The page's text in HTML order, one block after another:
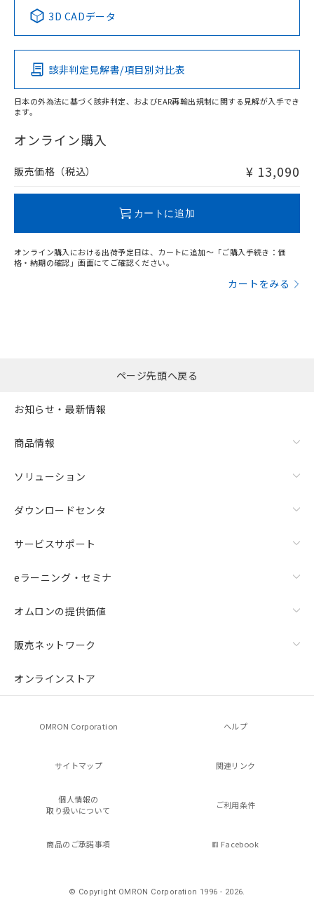
3D CADデータ
該非判定見解書/項目別対比表
日本の外為法に基づく該非判定、およびEAR再輸出規制に関する見解が入手でき
ます。
オンライン購入
販売価格（税込） ¥ 13,090
カートに追加
オンライン購入における出荷予定日は、カートに追加～「ご購入手続き：価
格・納期の確認」画面にてご確認ください。
カートをみる
ページ先頭へ戻る
お知らせ・最新情報
商品情報
ソリューション
ダウンロードセンタ
サービスサポート
eラーニング・セミナ
オムロンの提供価値
販売ネットワーク
オンラインストア
OMRON Corporation ヘルプ
サイトマップ 関連リンク
個人情報の
取り扱いについて
ご利用条件
商品のご承諾事項 Facebook
© Copyright OMRON Corporation 1996 - 2026.